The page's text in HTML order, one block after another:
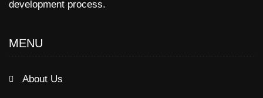
development process.
MENU
About Us